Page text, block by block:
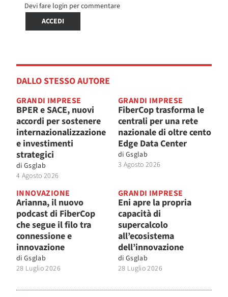
Devi fare login per commentare
ACCEDI
DALLO STESSO AUTORE
GRANDI IMPRESE
BPER e SACE, nuovi
accordi per sostenere
internazionalizzazione
e investimenti
strategici
di Gsglab
4 Agosto 2026
GRANDI IMPRESE
FiberCop trasforma le
centrali per una rete
nazionale di oltre cento
Edge Data Center
di Gsglab
3 Agosto 2026
INNOVAZIONE
Arianna, il nuovo
podcast di FiberCop
che segue il filo tra
connessione e
innovazione
di Gsglab
28 Luglio 2026
GRANDI IMPRESE
Eni apre la propria
capacità di
supercalcolo
all’ecosistema
dell’innovazione
di Gsglab
28 Luglio 2026